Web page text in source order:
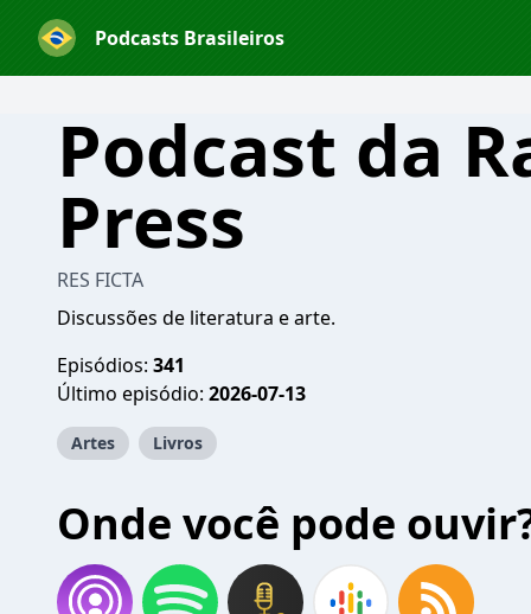
Podcasts Brasileiros
Podcast da
Press
RES FICTA
Discussões de literatura e arte.
Episódios: 341
Último episódio: 2026-07-13
Artes Livros
Onde você pode